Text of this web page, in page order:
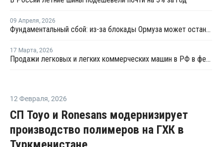
09 Апреля, 2026
Фундаментальный сбой: из-за блокады Ормуза может остановиться производство автомобилей
17 Марта, 2026
Продажи легковых и легких коммерческих машин в РФ в феврале выросли на 1,2% год к году
12 Февраля, 2026
СП Toyo и Ronesans модернизирует
производство полимеров на ГХК в